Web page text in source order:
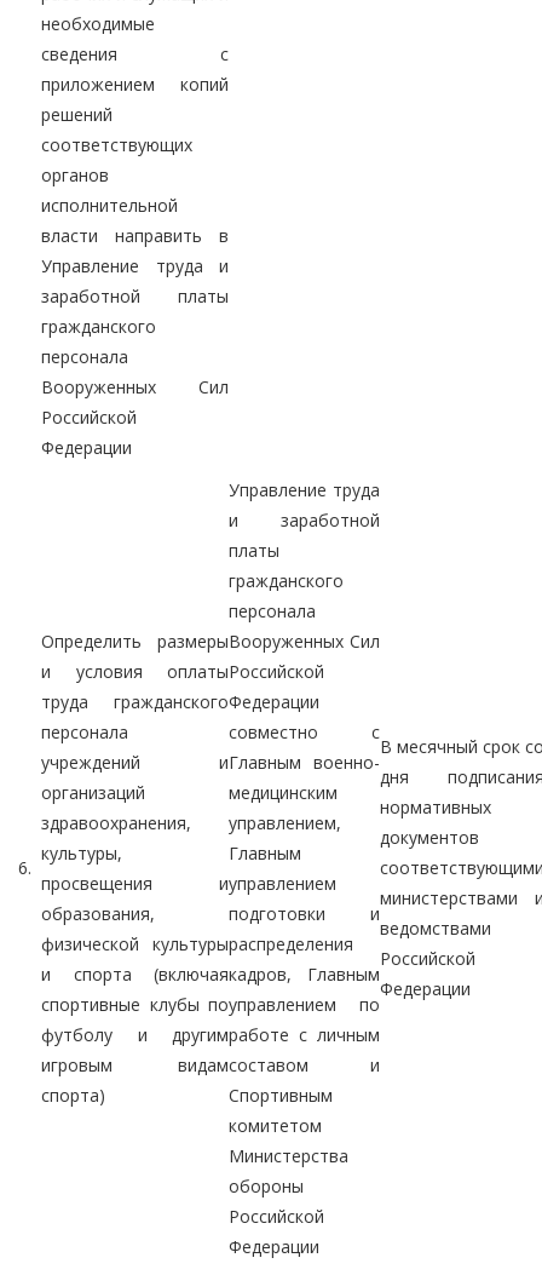
необходимые
сведения с
приложением копий
решений
соответствующих
органов
исполнительной
власти направить в
Управление труда и
заработной платы
гражданского
персонала
Вооруженных Сил
Российской
Федерации
6.
Определить размеры
и условия оплаты
труда гражданского
персонала
учреждений и
организаций
здравоохранения,
культуры,
просвещения и
образования,
физической культуры
и спорта (включая
спортивные клубы по
футболу и другим
игровым видам
спорта)
Управление труда
и заработной
платы
гражданского
персонала
Вооруженных Сил
Российской
Федерации
совместно с
Главным военно-
медицинским
управлением,
Главным
управлением
подготовки и
распределения
кадров, Главным
управлением по
работе с личным
составом и
Спортивным
комитетом
Министерства
обороны
Российской
Федерации
В месячный срок
дня
нормативных
документов
министерствами
ведомствами
Российской
Федерации